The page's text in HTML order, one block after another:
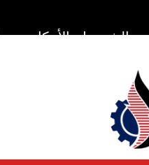
الشروط والأحكام
ONA™
/
أونا